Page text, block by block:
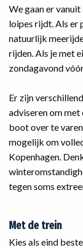
We gaan er
loipes rijdt. Als er
natuurlijk
rijden. Als je met
zondagavond
Er zijn
adviseren om met
boot over te
mogelijk om
Kopenhagen.
tegen soms
Met de trein
Kies als eind